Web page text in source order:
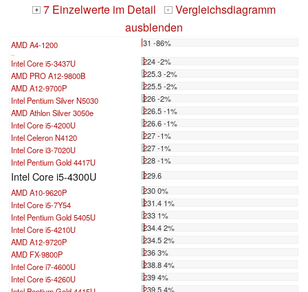
+ 7 Einzelwerte im Detail - Vergleichsdiagramm
ausblenden
AMD A4-1200 31 -86%
Intel Core i5-3437U
224 -2%
AMD PRO A12-9800B
225.3 -2%
AMD A12-9700P
225.5 -2%
Intel Pentium Silver N5030
226 -2%
AMD Athlon Silver 3050e
226.5 -1%
Intel Core i5-4200U
226.6 -1%
Intel Celeron N4120
227 -1%
Intel Core i3-7020U
227 -1%
Intel Pentium Gold 4417U
228 -1%
Intel Core i5-4300U
229.6
AMD A10-9620P
230 0%
Intel Core i5-7Y54
231.4 1%
Intel Pentium Gold 5405U
233 1%
Intel Core i5-4210U
234.4 2%
AMD A12-9720P
234.5 2%
AMD FX-9800P
236 3%
Intel Core i7-4600U
238.8 4%
Intel Core i5-4260U
239 4%
239.5 4%